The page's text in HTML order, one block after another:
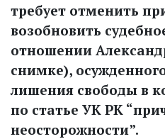
требует отменить
возобновить
отношении
снимке),
лишения свободы в
по статье УК РК
неосторожности”.